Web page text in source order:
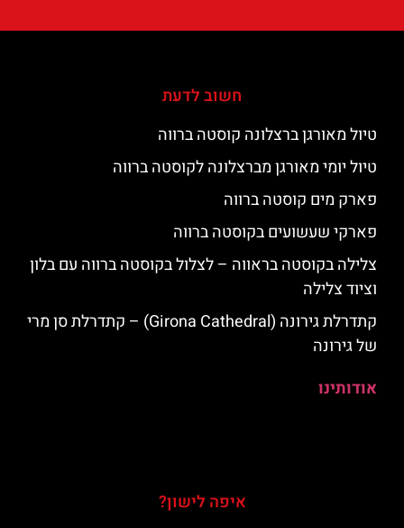
חשוב לדעת
טיול מאורגן ברצלונה קוסטה ברווה
טיול יומי מאורגן מברצלונה לקוסטה ברווה
פארק מים קוסטה ברווה
פארקי שעשועים בקוסטה ברווה
צלילה בקוסטה בראווה – לצלול בקוסטה ברווה עם בלון
וציוד צלילה
קתדרלת גירונה (Girona Cathedral) – קתדרלת סן מרי
של גירונה
אודותינו
איפה לישון?